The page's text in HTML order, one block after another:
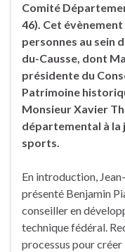
Comité
46). Cet
personnes au sein
du-Causse, dont
présidente du
Patrimoine
Monsieur Xavier
départemental à la
sports.
En introduction,
présenté Benjamin
conseiller en
technique fédéral.
processus pour